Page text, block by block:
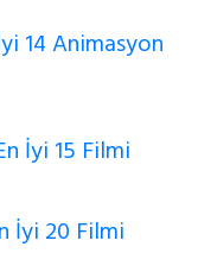
14 Animasyon
İyi 15 Filmi
İyi 20 Filmi